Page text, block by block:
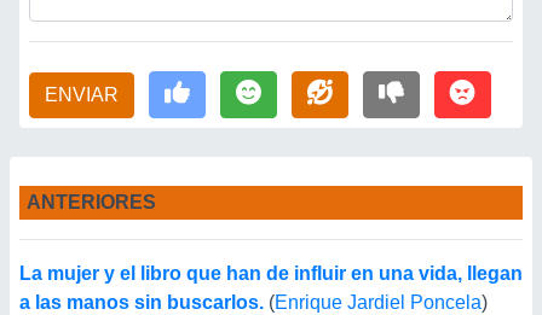
ENVIAR
ANTERIORES
La mujer y el libro que han de influir en una vida, llegan
a las manos sin buscarlos. (Enrique Jardiel Poncela)